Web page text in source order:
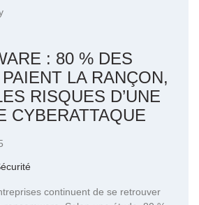
: 80 % DES
LA RANÇON,
RISQUES D’UNE
CYBERATTAQUE
continuent de se retrouver